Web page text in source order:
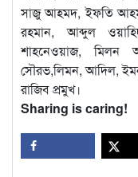
সাজু আহমদ, ইফতি
রহমান, আব্দুল
শাহনেওয়াজ, মিলন
সৌরভ,লিমন, আদিল,
রাজিব প্রমুখ।
Sharing is caring!